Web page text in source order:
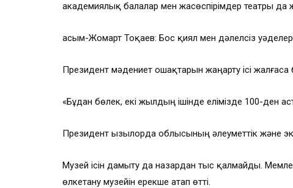
академиялық балалар мен жасөспірімдер театры да
Қасым-Жомарт Тоқаев: Бос қиял мен дәлелсіз
Президент мәдениет ошақтарын жаңарту ісі жалғаса
«Бұдан бөлек, екі жылдың ішінде елімізде 100-ден
Президент Қызылорда облысының әлеуметтік және
Музей ісін дамыту да назардан тыс қалмайды.
өлкетану музейін ерекше атап өтті.